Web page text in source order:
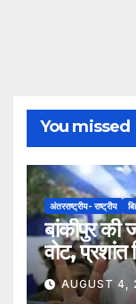
You missed
अंतरराष्ट्रीय- राष्ट्रीय
बांकीपुर की
वोट, प्रशांत
AUGUST 4,